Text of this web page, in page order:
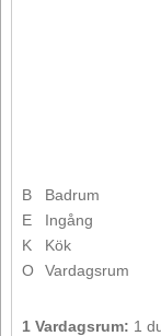
B
Badrum
E
Ingång
K
Kök
O
Vardagsrum
1 Vardagsrum: 1